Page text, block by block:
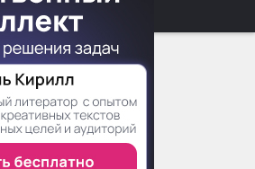
fb2, epub, pdf, txt, rtf.